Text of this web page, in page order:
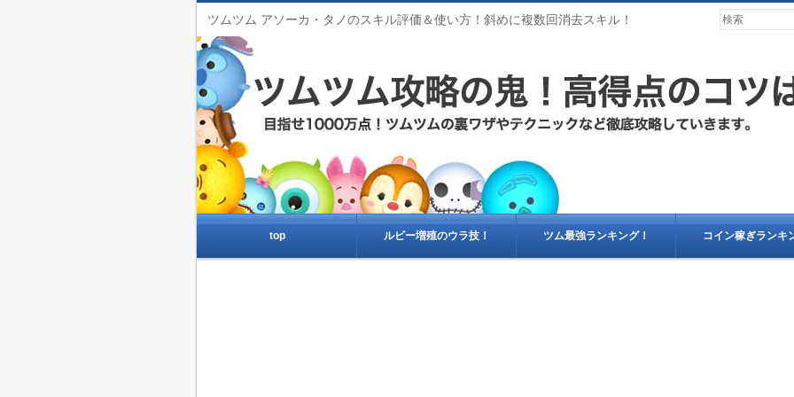
ツムツム アソーカ・タノのスキル評価＆使い方！斜めに複数回消去スキル！
top ルビー増殖のウラ技！ ツム最強ランキング！ コイン稼ぎランキ